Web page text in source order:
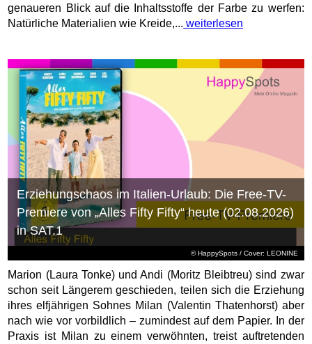
genaueren Blick auf die Inhaltsstoffe der Farbe zu werfen:
Natürliche Materialien wie Kreide,... weiterlesen
© HappySpots / Cover: LEONINE
Erziehungschaos im Italien-Urlaub: Die Free-TV-
Premiere von „Alles Fifty Fifty“ heute (02.08.2026)
in SAT.1
Marion (Laura Tonke) und Andi (Moritz Bleibtreu) sind zwar
schon seit Längerem geschieden, teilen sich die Erziehung
ihres elfjährigen Sohnes Milan (Valentin Thatenhorst) aber
nach wie vor vorbildlich – zumindest auf dem Papier. In der
Praxis ist Milan zu einem verwöhnten, treist auftretenden